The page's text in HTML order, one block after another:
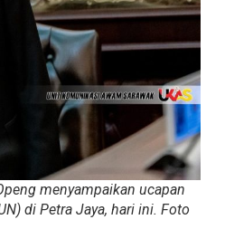
menyampaikan ucapan
di Petra Jaya, hari ini. Foto